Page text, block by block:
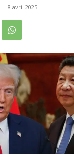
- 8 avril 2025